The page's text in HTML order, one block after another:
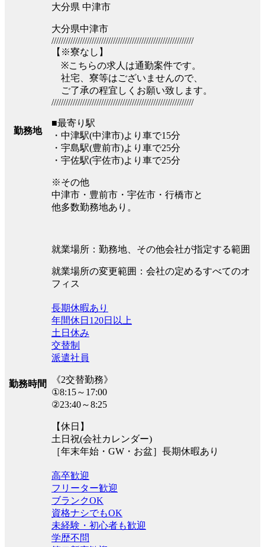
勤務地
大分県 中津市
大分県中津市
////////////////////////////////////////////////////////////
【※寮なし】
※こちらの求人は通勤案件です。
社宅、寮等はございませんので、
ご了承の程宜しくお願い致します。
////////////////////////////////////////////////////////////
■最寄り駅
・中津駅(中津市)より車で15分
・宇島駅(豊前市)より車で25分
・宇佐駅(宇佐市)より車で25分
※その他
中津市・豊前市・宇佐市・行橋市と
他多数勤務地あり。
就業場所：勤務地、その他会社が指定する範囲
就業場所の変更範囲：会社の定めるすべてのオ
フィス
勤務時間
長期休暇あり
年間休日120日以上
土日休み
交替制
派遣社員
《2交替勤務》
①8:15～17:00
②23:40～8:25
【休日】
土日祝(会社カレンダー)
［年末年始・GW・お盆］長期休暇あり
高卒歓迎
フリーター歓迎
ブランクOK
資格ナシでもOK
未経験・初心者も歓迎
学歴不問